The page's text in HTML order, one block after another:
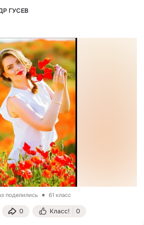
ГУСЕВ
поделились 61 класс
0 Класс! 0